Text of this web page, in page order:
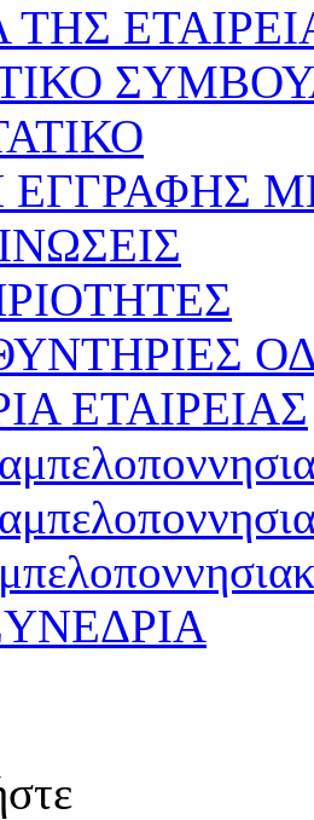
ΤΗΣ
ΕΓΓΡΑΦΗΣ
ΕΤΑΙΡΕΙΑΣ